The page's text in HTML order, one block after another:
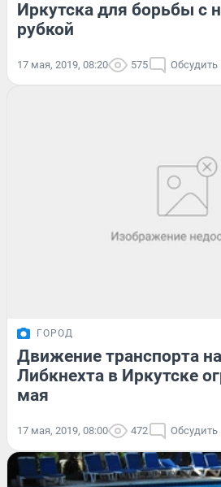
Иркутска для борьбы с
рубкой
17 мая, 2019, 08:20 575 Обсудить
ГОРОД
Движение транспорта
Либкнехта в Иркутске
мая
17 мая, 2019, 08:00 472 Обсудить